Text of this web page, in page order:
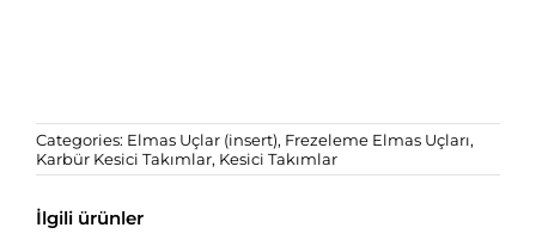
Categories: Elmas Uçlar (insert), Frezeleme Elmas Uçları,
Karbür Kesici Takımlar, Kesici Takımlar
İlgili ürünler